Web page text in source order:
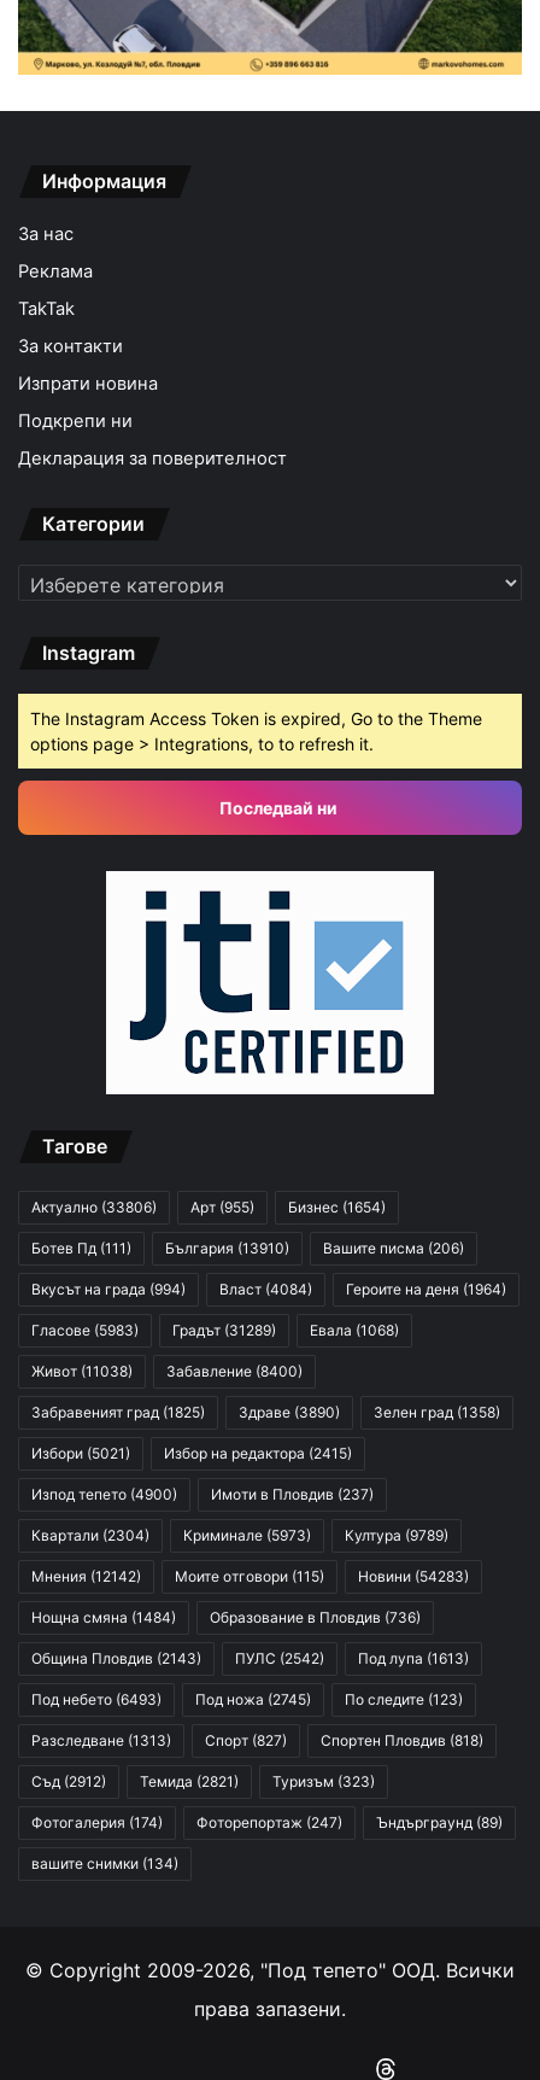
Информация
За нас
Реклама
TakTak
За контакти
Изпрати новина
Подкрепи ни
Декларация за поверителност
Категории
Категории
Instagram
The Instagram Access Token is expired, Go to the Theme
options page > Integrations, to to refresh it.
Последвай ни
Тагове
Актуално (33806) Арт (955) Бизнес (1654)
Ботев Пд (111) България (13910) Вашите писма (206)
Вкусът на града (994) Власт (4084) Героите на деня (1964)
Гласове (5983) Градът (31289) Евала (1068)
Живот (11038) Забавление (8400)
Забравеният град (1825) Здраве (3890) Зелен град (1358)
Избори (5021) Избор на редактора (2415)
Изпод тепето (4900) Имоти в Пловдив (237)
Квартали (2304) Криминале (5973) Култура (9789)
Мнения (12142) Моите отговори (115) Новини (54283)
Нощна смяна (1484) Образование в Пловдив (736)
Община Пловдив (2143) ПУЛС (2542) Под лупа (1613)
Под небето (6493) Под ножа (2745) По следите (123)
Разследване (1313) Спорт (827) Спортен Пловдив (818)
Съд (2912) Темида (2821) Туризъм (323)
Фотогалерия (174) Фоторепортаж (247) Ъндърграунд (89)
вашите снимки (134)
© Copyright 2009-2026, "Под тепето" ООД. Всички
права запазени.
Instagram